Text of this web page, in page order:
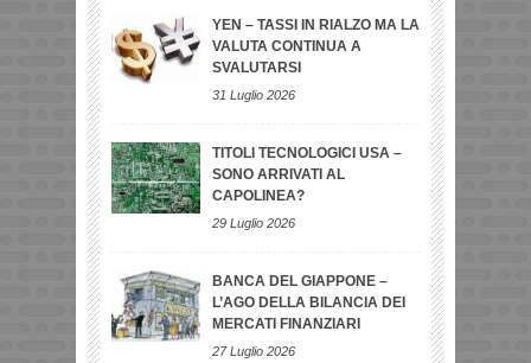
YEN – TASSI IN RIALZO MA LA
VALUTA CONTINUA A
SVALUTARSI
31 Luglio 2026
TITOLI TECNOLOGICI USA –
SONO ARRIVATI AL
CAPOLINEA?
29 Luglio 2026
BANCA DEL GIAPPONE –
L’AGO DELLA BILANCIA DEI
MERCATI FINANZIARI
27 Luglio 2026